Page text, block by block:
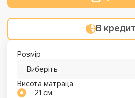
В кредит
Розмір
Виберіть
Висота матраца
21 см.